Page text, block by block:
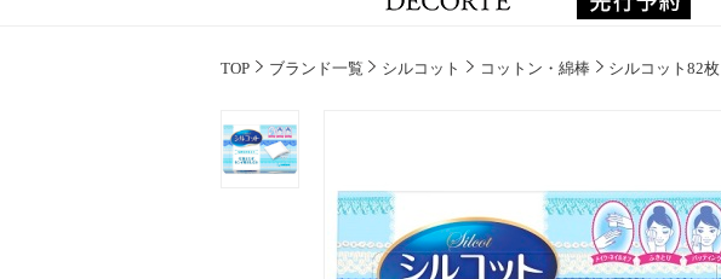
TOP ブランド一覧 シルコット コットン・綿棒 シルコット82枚